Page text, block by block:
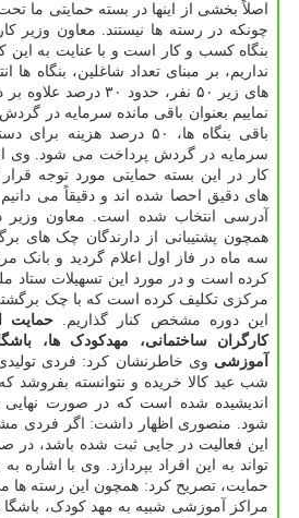
اصلاً بخشی از اینها در بسته حمایتی ما
چونکه در رسته ها نیستند. معاون وزیر
بنگاه کسب و کار است و با عنایت به این
نداریم، بر مبنای تعداد شاغلین، بنگاه ها
های زیر ۵۰ نفر، حدود
نماییم بعنوان باقی مانده سرمایه در
سرمایه در گردش پرداخت می شود. وی
کار در این بسته حمایتی مورد توجه قرار
های دقیق احصا شده اند و دقیقاً می
آدرسی انتخاب شده است. معاون وزیر
همچون پشتیبانی از دارندگان چک های
سه ماه در فاز اول اعلام گردید و بانک
کرده است و در مورد این تسهیلات ستاد
مرکزی تکلیف کرده است که با چک برگشتی
این دوره مشخص کنار گذاریم.حمایت
کارگران ساختمانی، مهدکودک ها،
آموزشی وی خاطرنشان کرد: فردی
شب عید کالا خریده و نتوانسته بفروشد
اندیشیده شده است که در صورت
شود. منصوری اظهار داشت: اگر فردی
این فعالیت در جایی ثبت شده باشد،
تواند به این افراد بپردازد. وی با
حمایت، تصریح کرد: همچون این رسته ها
مراکز آموزشی شبیه به مهد کودک، باشگا